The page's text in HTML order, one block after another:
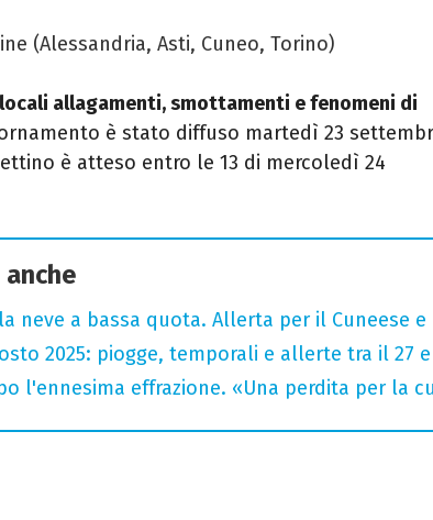
(Alessandria, Asti, Cuneo, Torino)
locali allagamenti, smottamenti e fenomeni di
è stato diffuso martedì 23
è atteso entro le 13 di mercoledì 24
neve a bassa quota. Allerta per il Cuneese
2025: piogge, temporali e allerte tra il 27
l'ennesima effrazione. «Una perdita per la